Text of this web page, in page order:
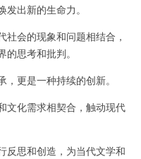
出新的生命力。
会的现象和问题相结合，
思考和批判。
更是一种持续的创新。
化需求相契合，触动现代
思和创造，为当代文学和